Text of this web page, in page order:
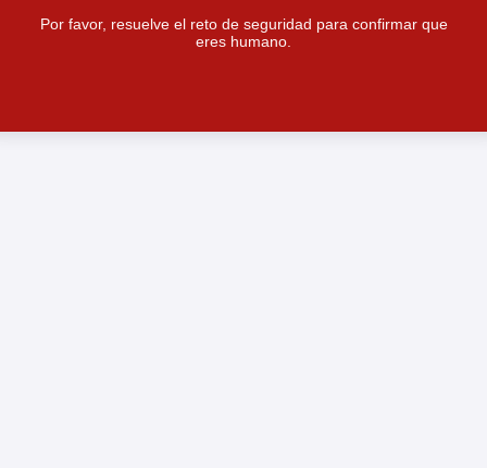
Por favor, resuelve el reto de seguridad para confirmar que
eres humano.